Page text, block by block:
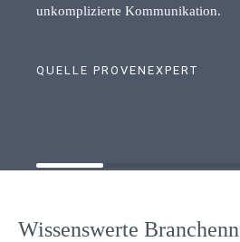
unkomplizierte Kommunikation.
QUELLE PROVENEXPERT
Wissenswerte